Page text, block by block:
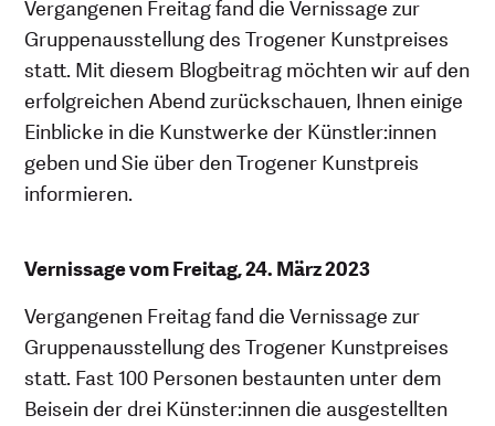
Vergangenen Freitag fand die Vernissage zur
Gruppenausstellung des Trogener Kunstpreises
statt. Mit diesem Blogbeitrag möchten wir auf den
erfolgreichen Abend zurückschauen, Ihnen einige
Einblicke in die Kunstwerke der Künstler:innen
geben und Sie über den Trogener Kunstpreis
informieren.
Vernissage vom Freitag, 24. März 2023
Vergangenen Freitag fand die Vernissage zur
Gruppenausstellung des Trogener Kunstpreises
statt. Fast 100 Personen bestaunten unter dem
Beisein der drei Künster:innen die ausgestellten